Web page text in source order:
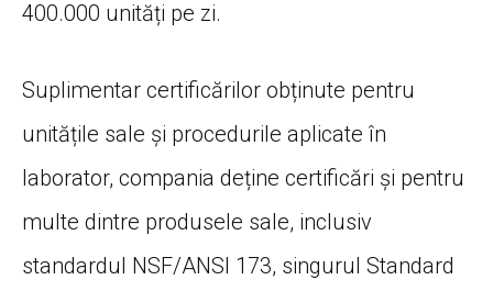
400.000 unități pe zi.
Suplimentar certificărilor obținute pentru
unitățile sale și procedurile aplicate în
laborator, compania deține certificări și pentru
multe dintre produsele sale, inclusiv
standardul NSF/ANSI 173, singurul Standard